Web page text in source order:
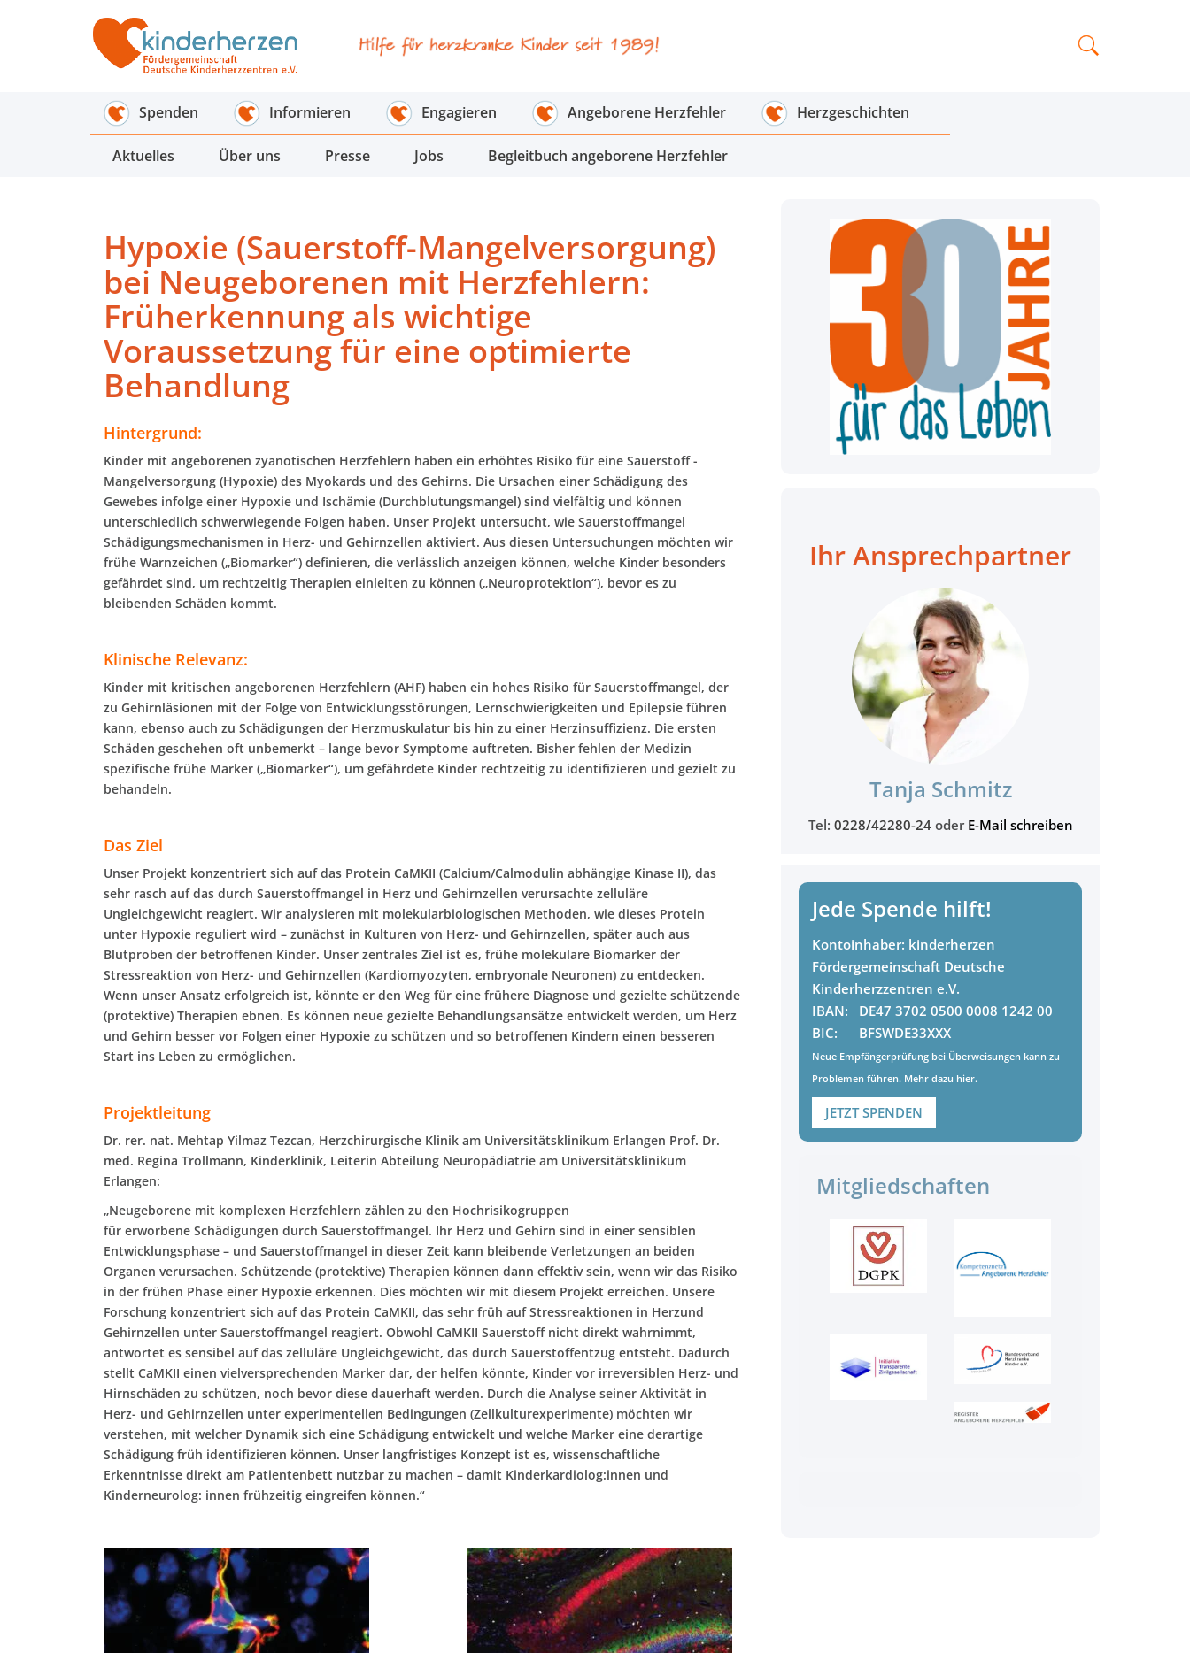
Spenden Informieren Engagieren Angeborene Herzfehler Herzgeschichten
Aktuelles Über uns Presse Jobs Begleitbuch angeborene Herzfehler
Hypoxie (Sauerstoff-Mangelversorgung)
bei Neugeborenen mit Herzfehlern:
Früherkennung als wichtige
Voraussetzung für eine optimierte
Behandlung
Hintergrund:
Kinder mit angeborenen zyanotischen Herzfehlern haben ein erhöhtes Risiko für eine Sauerstoff -
Mangelversorgung (Hypoxie) des Myokards und des Gehirns. Die Ursachen einer Schädigung des
Gewebes infolge einer Hypoxie und Ischämie (Durchblutungsmangel) sind vielfältig und können
unterschiedlich schwerwiegende Folgen haben. Unser Projekt untersucht, wie Sauerstoffmangel
Schädigungsmechanismen in Herz- und Gehirnzellen aktiviert. Aus diesen Untersuchungen möchten wir
frühe Warnzeichen („Biomarker“) definieren, die verlässlich anzeigen können, welche Kinder besonders
gefährdet sind, um rechtzeitig Therapien einleiten zu können („Neuroprotektion“), bevor es zu
bleibenden Schäden kommt.
Klinische Relevanz:
Kinder mit kritischen angeborenen Herzfehlern (AHF) haben ein hohes Risiko für Sauerstoffmangel, der
zu Gehirnläsionen mit der Folge von Entwicklungsstörungen, Lernschwierigkeiten und Epilepsie führen
kann, ebenso auch zu Schädigungen der Herzmuskulatur bis hin zu einer Herzinsuffizienz. Die ersten
Schäden geschehen oft unbemerkt – lange bevor Symptome auftreten. Bisher fehlen der Medizin
spezifische frühe Marker („Biomarker“), um gefährdete Kinder rechtzeitig zu identifizieren und gezielt zu
behandeln.
Das Ziel
Unser Projekt konzentriert sich auf das Protein CaMKII (Calcium/Calmodulin abhängige Kinase II), das
sehr rasch auf das durch Sauerstoffmangel in Herz und Gehirnzellen verursachte zelluläre
Ungleichgewicht reagiert. Wir analysieren mit molekularbiologischen Methoden, wie dieses Protein
unter Hypoxie reguliert wird – zunächst in Kulturen von Herz- und Gehirnzellen, später auch aus
Blutproben der betroffenen Kinder. Unser zentrales Ziel ist es, frühe molekulare Biomarker der
Stressreaktion von Herz- und Gehirnzellen (Kardiomyozyten, embryonale Neuronen) zu entdecken.
Wenn unser Ansatz erfolgreich ist, könnte er den Weg für eine frühere Diagnose und gezielte schützende
(protektive) Therapien ebnen. Es können neue gezielte Behandlungsansätze entwickelt werden, um Herz
und Gehirn besser vor Folgen einer Hypoxie zu schützen und so betroffenen Kindern einen besseren
Start ins Leben zu ermöglichen.
Projektleitung
Dr. rer. nat. Mehtap Yilmaz Tezcan, Herzchirurgische Klinik am Universitätsklinikum Erlangen Prof. Dr.
med. Regina Trollmann, Kinderklinik, Leiterin Abteilung Neuropädiatrie am Universitätsklinikum
Erlangen:
„Neugeborene mit komplexen Herzfehlern zählen zu den Hochrisikogruppen
für erworbene Schädigungen durch Sauerstoffmangel. Ihr Herz und Gehirn sind in einer sensiblen
Entwicklungsphase – und Sauerstoffmangel in dieser Zeit kann bleibende Verletzungen an beiden
Organen verursachen. Schützende (protektive) Therapien können dann effektiv sein, wenn wir das Risiko
in der frühen Phase einer Hypoxie erkennen. Dies möchten wir mit diesem Projekt erreichen. Unsere
Forschung konzentriert sich auf das Protein CaMKII, das sehr früh auf Stressreaktionen in Herzund
Gehirnzellen unter Sauerstoffmangel reagiert. Obwohl CaMKII Sauerstoff nicht direkt wahrnimmt,
antwortet es sensibel auf das zelluläre Ungleichgewicht, das durch Sauerstoffentzug entsteht. Dadurch
stellt CaMKII einen vielversprechenden Marker dar, der helfen könnte, Kinder vor irreversiblen Herz- und
Hirnschäden zu schützen, noch bevor diese dauerhaft werden. Durch die Analyse seiner Aktivität in
Herz- und Gehirnzellen unter experimentellen Bedingungen (Zellkulturexperimente) möchten wir
verstehen, mit welcher Dynamik sich eine Schädigung entwickelt und welche Marker eine derartige
Schädigung früh identifizieren können. Unser langfristiges Konzept ist es, wissenschaftliche
Erkenntnisse direkt am Patientenbett nutzbar zu machen – damit Kinderkardiolog:innen und
Kinderneurolog: innen frühzeitig eingreifen können.“
Ihr Ansprechpartner
Tanja Schmitz
Tel: 0228/42280-24 oder E-Mail schreiben
Jede Spende hilft!
Kontoinhaber: kinderherzen
Fördergemeinschaft Deutsche
Kinderherzzentren e.V.
IBAN:
DE47 3702 0500 0008 1242 00
BIC:
BFSWDE33XXX
Neue Empfängerprüfung bei Überweisungen kann zu
Problemen führen. Mehr dazu hier.
JETZT SPENDEN
Mitgliedschaften